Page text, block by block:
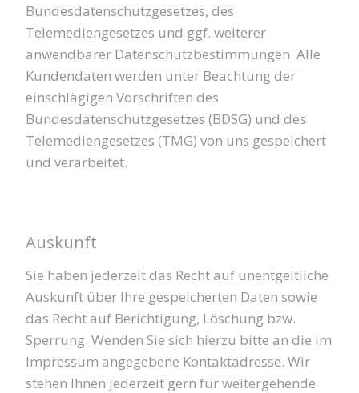
Bundesdatenschutzgesetzes, des
Telemediengesetzes und ggf. weiterer
anwendbarer Datenschutzbestimmungen. Alle
Kundendaten werden unter Beachtung der
einschlägigen Vorschriften des
Bundesdatenschutzgesetzes (BDSG) und des
Telemediengesetzes (TMG) von uns gespeichert
und verarbeitet.
Auskunft
Sie haben jederzeit das Recht auf unentgeltliche
Auskunft über Ihre gespeicherten Daten sowie
das Recht auf Berichtigung, Löschung bzw.
Sperrung. Wenden Sie sich hierzu bitte an die im
Impressum angegebene Kontaktadresse. Wir
stehen Ihnen jederzeit gern für weitergehende